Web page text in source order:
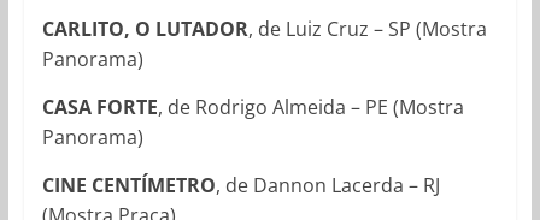
CARLITO, O LUTADOR, de Luiz Cruz – SP (Mostra
Panorama)
CASA FORTE, de Rodrigo Almeida – PE (Mostra
Panorama)
CINE CENTÍMETRO, de Dannon Lacerda – RJ
(Mostra Praça)